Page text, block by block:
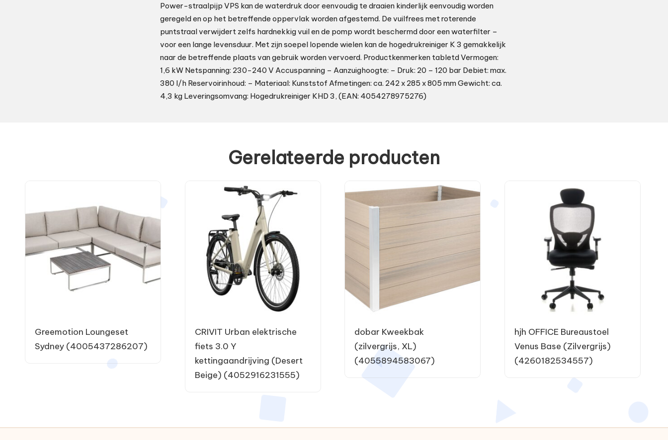
Power-straalpijp VPS kan de waterdruk door eenvoudig te draaien kinderlijk eenvoudig worden
geregeld en op het betreffende oppervlak worden afgestemd. De vuilfrees met roterende
puntstraal verwijdert zelfs hardnekkig vuil en de pomp wordt beschermd door een waterfilter –
voor een lange levensduur. Met zijn soepel lopende wielen kan de hogedrukreiniger K 3 gemakkelijk
naar de betreffende plaats van gebruik worden vervoerd. Productkenmerken tabletd Vermogen:
1,6 kW Netspanning: 230-240 V Accuspanning – Aanzuighoogte: – Druk: 20 – 120 bar Debiet: max.
380 l/h Reservoirinhoud: – Materiaal: Kunststof Afmetingen: ca. 242 x 285 x 805 mm Gewicht: ca.
4,3 kg Leveringsomvang: Hogedrukreiniger KHD 3, (EAN: 4054278975276)
Gerelateerde producten
Greemotion Loungeset
Sydney (4005437286207)
CRIVIT Urban elektrische
fiets 3.0 Y
kettingaandrijving (Desert
Beige) (4052916231555)
dobar Kweekbak
(zilvergrijs, XL)
(4055894583067)
hjh OFFICE Bureaustoel
Venus Base (Zilvergrijs)
(4260182534557)